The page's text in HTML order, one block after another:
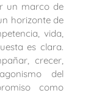
un marco de
horizonte de
vida,
es clara.
crecer,
del
como